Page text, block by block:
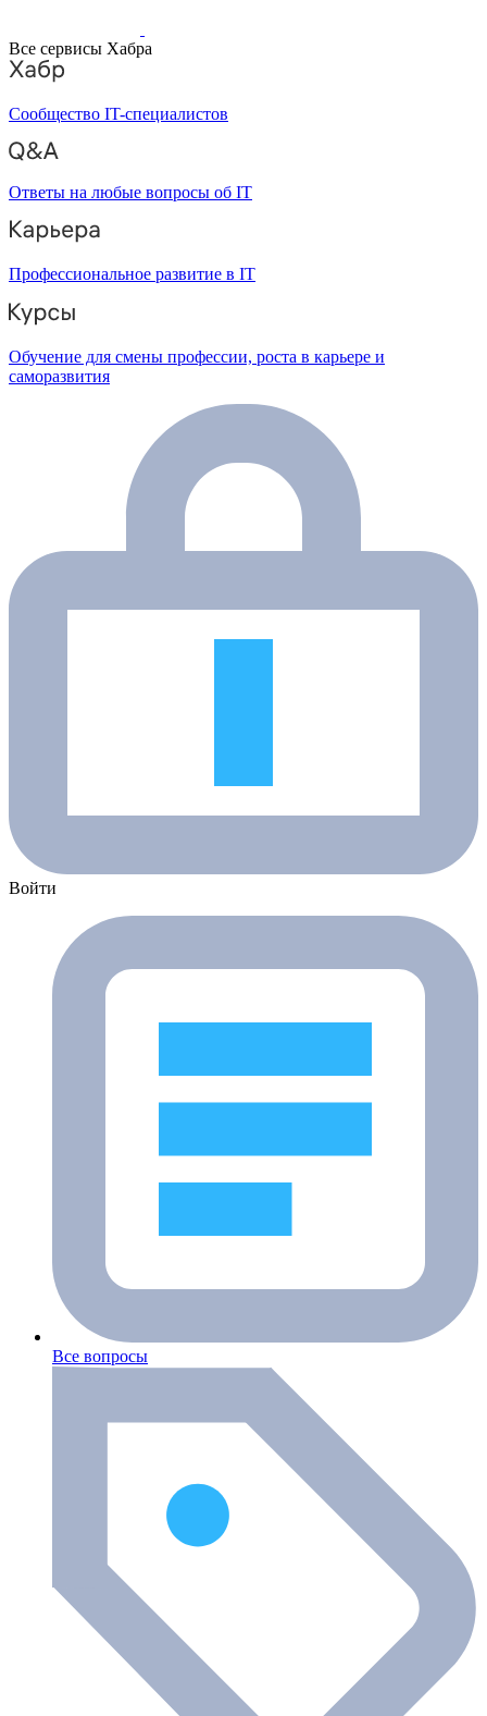
Все сервисы Хабра
Сообщество IT-специалистов
Ответы на любые вопросы об IT
Профессиональное развитие в IT
Обучение для смены профессии, роста в карьере и
саморазвития
Войти
Все вопросы